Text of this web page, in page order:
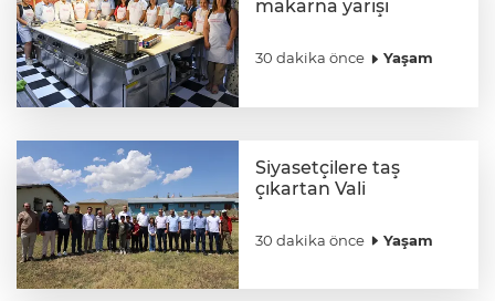
makarna yarışı
30 dakika önce Yaşam
Siyasetçilere taş
çıkartan Vali
30 dakika önce Yaşam